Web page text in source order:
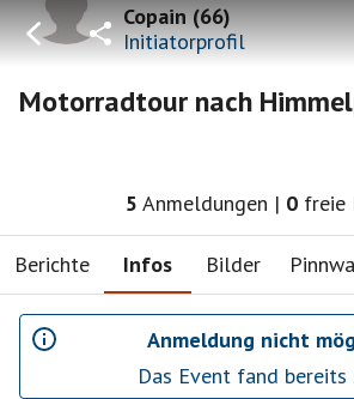
Copain(66)
Initiatorprofil
Motorradtour nach
5 Anmeldungen | 0 freie
Berichte Infos Bilder
Anmeldung nicht
Das Event fand